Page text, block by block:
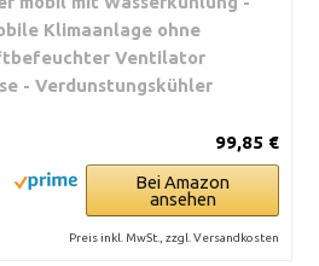
Klimaanlage ohne
Ventilator
- Verdunstungskühler
99,85 €
Bei Amazon
ansehen
Preis inkl. MwSt., zzgl. Versandkosten